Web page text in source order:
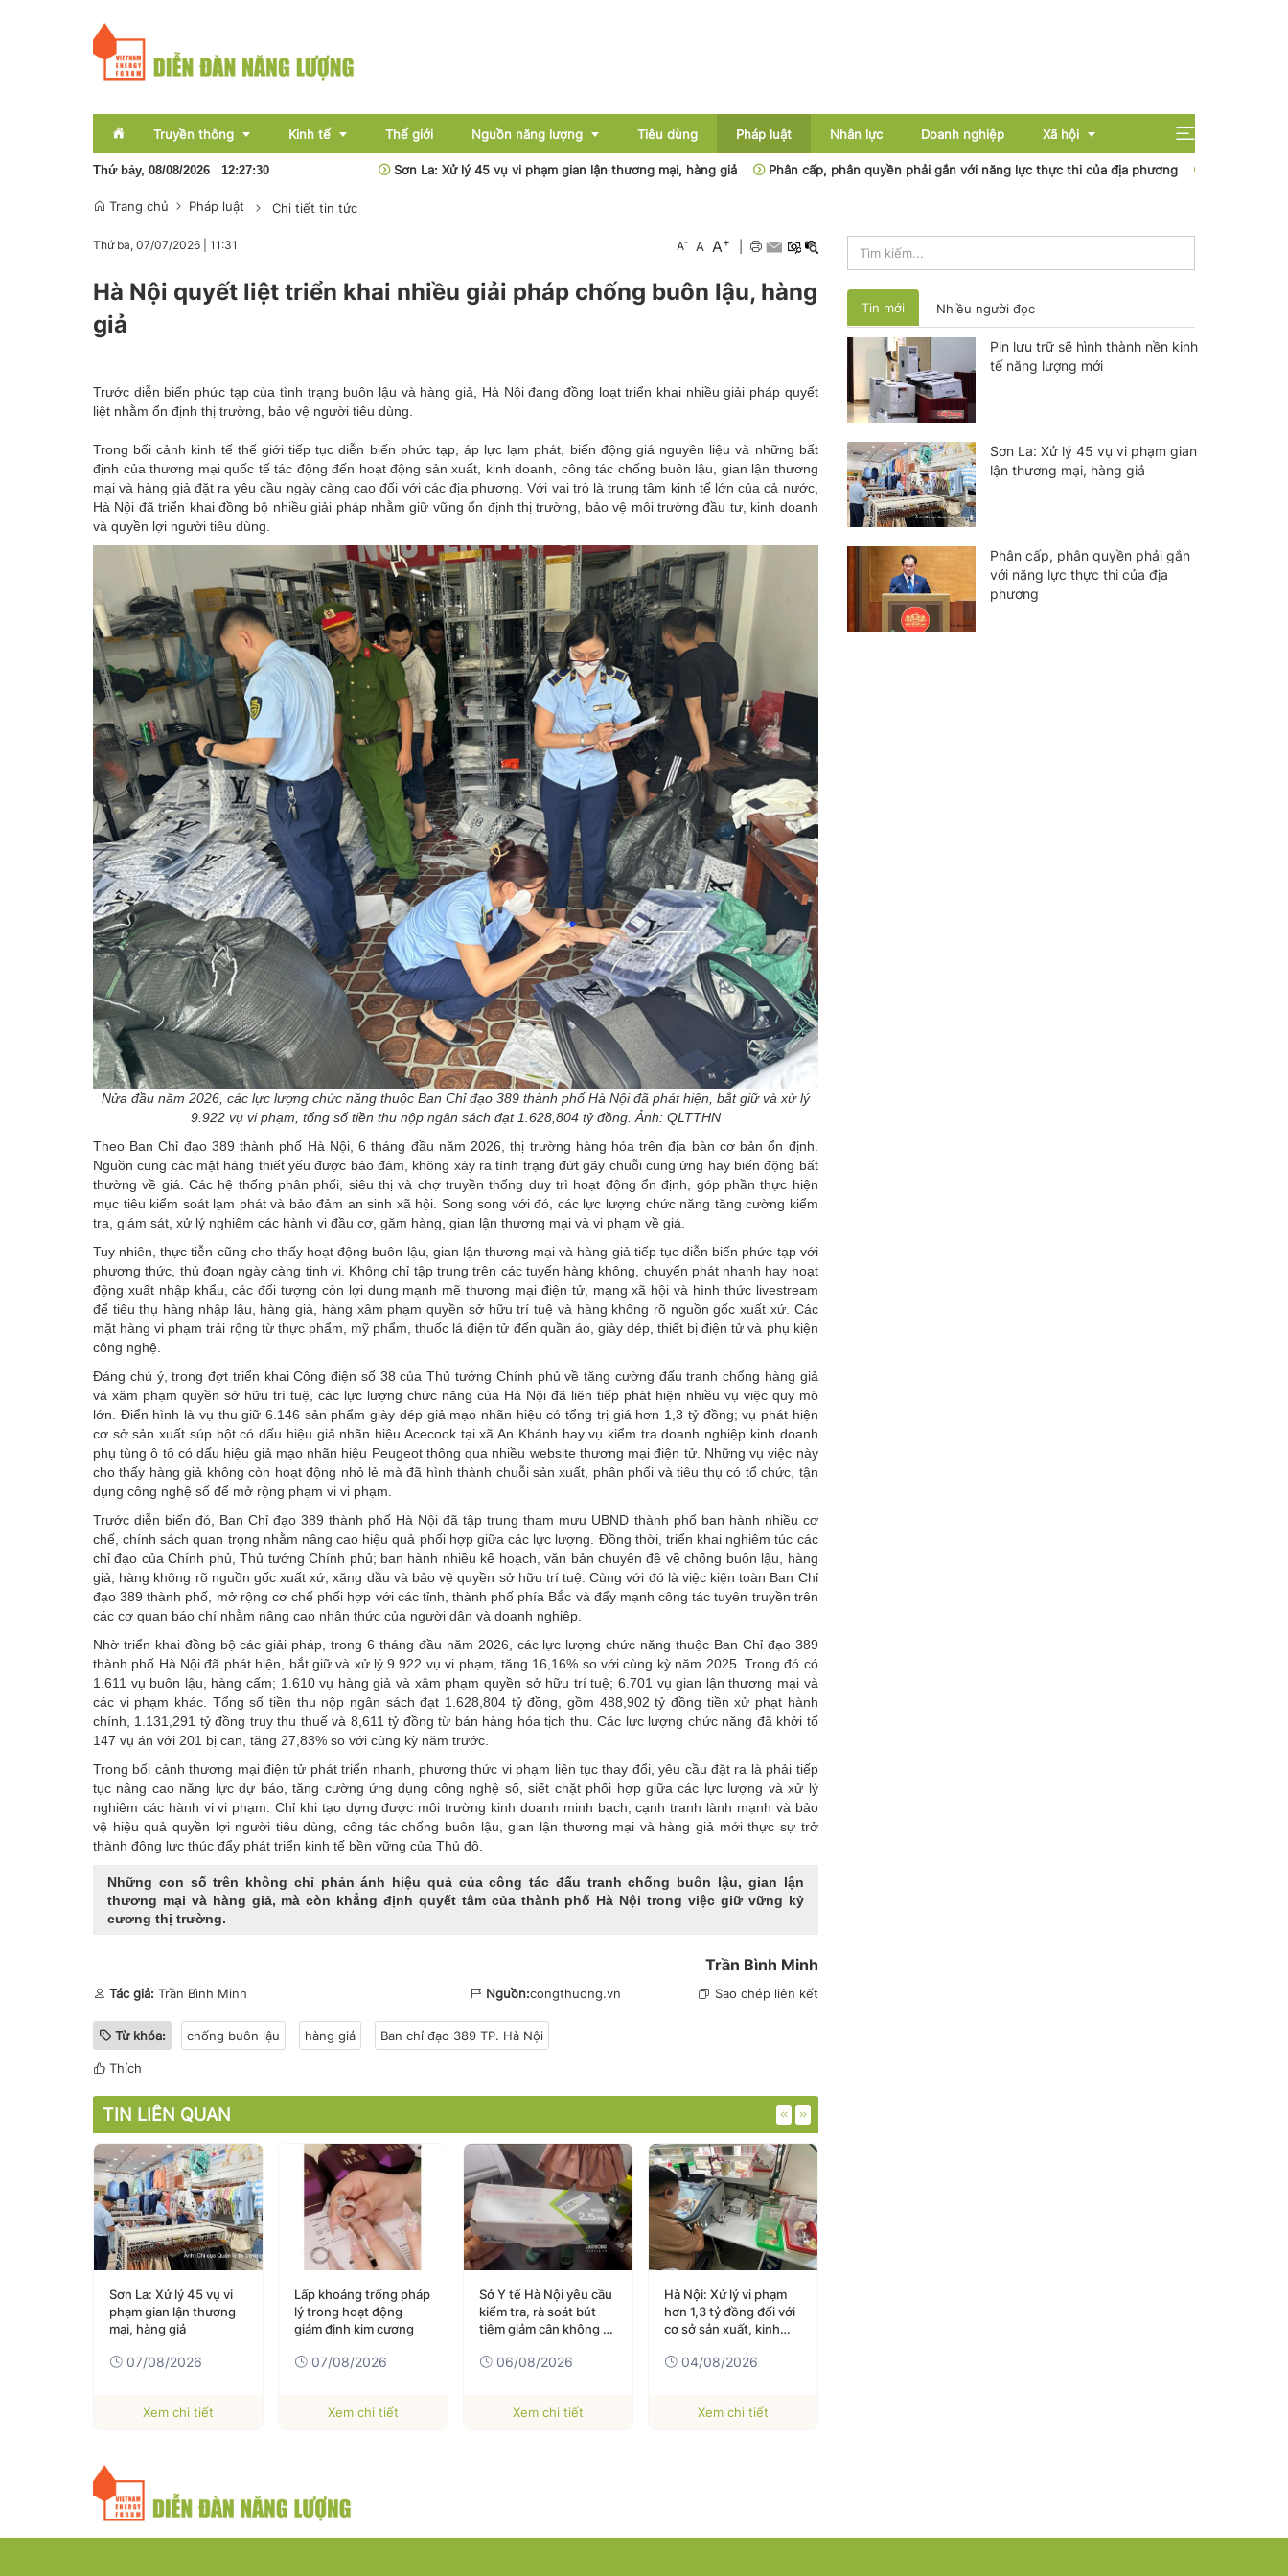
Truyền thông Kinh tế
Bất động sản
Thế giới Nguồn năng lượng
Than - Khoáng sản
Tiêu dùng Pháp luật Nhân lực Doanh nghiệp Xã hội
Pin lưu trữ sẽ hình thành nền kinh tế năng lượng mới Sơn La: Xử lý 45 vụ vi phạm gian lận thương mại, hàng giả Phân cấp, phân quyền phải gắn với năng lực thực thi của địa phương Nhiệt điện Cần Thơ
Thứ bảy, 08/08/2026 12:27:31
Trang chủ Pháp luật Chi tiết tin tức
Thứ ba, 07/07/2026 11:31 A- A A+
Hà Nội quyết liệt triển khai nhiều giải pháp chống buôn lậu, hàng
giả
Trước diễn biến phức tạp của tình trạng buôn lậu và hàng giả, Hà Nội đang đồng loạt triển khai nhiều giải pháp quyết
liệt nhằm ổn định thị trường, bảo vệ người tiêu dùng.
Trong bối cảnh kinh tế thế giới tiếp tục diễn biến phức tạp, áp lực lạm phát, biến động giá nguyên liệu và những bất
định của thương mại quốc tế tác động đến hoạt động sản xuất, kinh doanh, công tác chống buôn lậu, gian lận thương
mại và hàng giả đặt ra yêu cầu ngày càng cao đối với các địa phương. Với vai trò là trung tâm kinh tế lớn của cả nước,
Hà Nội đã triển khai đồng bộ nhiều giải pháp nhằm giữ vững ổn định thị trường, bảo vệ môi trường đầu tư, kinh doanh
và quyền lợi người tiêu dùng.
Nửa đầu năm 2026, các lực lượng chức năng thuộc Ban Chỉ đạo 389 thành phố Hà Nội đã phát hiện, bắt giữ và xử lý
9.922 vụ vi phạm, tổng số tiền thu nộp ngân sách đạt 1.628,804 tỷ đồng. Ảnh: QLTTHN
Theo Ban Chỉ đạo 389 thành phố Hà Nội, 6 tháng đầu năm 2026, thị trường hàng hóa trên địa bàn cơ bản ổn định.
Nguồn cung các mặt hàng thiết yếu được bảo đảm, không xảy ra tình trạng đứt gãy chuỗi cung ứng hay biến động bất
thường về giá. Các hệ thống phân phối, siêu thị và chợ truyền thống duy trì hoạt động ổn định, góp phần thực hiện
mục tiêu kiểm soát lạm phát và bảo đảm an sinh xã hội. Song song với đó, các lực lượng chức năng tăng cường kiểm
tra, giám sát, xử lý nghiêm các hành vi đầu cơ, găm hàng, gian lận thương mại và vi phạm về giá.
Tuy nhiên, thực tiễn cũng cho thấy hoạt động buôn lậu, gian lận thương mại và hàng giả tiếp tục diễn biến phức tạp với
phương thức, thủ đoạn ngày càng tinh vi. Không chỉ tập trung trên các tuyến hàng không, chuyển phát nhanh hay hoạt
động xuất nhập khẩu, các đối tượng còn lợi dụng mạnh mẽ thương mại điện tử, mạng xã hội và hình thức livestream
để tiêu thụ hàng nhập lậu, hàng giả, hàng xâm phạm quyền sở hữu trí tuệ và hàng không rõ nguồn gốc xuất xứ. Các
mặt hàng vi phạm trải rộng từ thực phẩm, mỹ phẩm, thuốc lá điện tử đến quần áo, giày dép, thiết bị điện tử và phụ kiện
công nghệ.
Đáng chú ý, trong đợt triển khai Công điện số 38 của Thủ tướng Chính phủ về tăng cường đấu tranh chống hàng giả
và xâm phạm quyền sở hữu trí tuệ, các lực lượng chức năng của Hà Nội đã liên tiếp phát hiện nhiều vụ việc quy mô
lớn. Điển hình là vụ thu giữ 6.146 sản phẩm giày dép giả mạo nhãn hiệu có tổng trị giá hơn 1,3 tỷ đồng; vụ phát hiện
cơ sở sản xuất súp bột có dấu hiệu giả nhãn hiệu Acecook tại xã An Khánh hay vụ kiểm tra doanh nghiệp kinh doanh
phụ tùng ô tô có dấu hiệu giả mạo nhãn hiệu Peugeot thông qua nhiều website thương mại điện tử. Những vụ việc này
cho thấy hàng giả không còn hoạt động nhỏ lẻ mà đã hình thành chuỗi sản xuất, phân phối và tiêu thụ có tổ chức, tận
dụng công nghệ số để mở rộng phạm vi vi phạm.
Trước diễn biến đó, Ban Chỉ đạo 389 thành phố Hà Nội đã tập trung tham mưu UBND thành phố ban hành nhiều cơ
chế, chính sách quan trọng nhằm nâng cao hiệu quả phối hợp giữa các lực lượng. Đồng thời, triển khai nghiêm túc các
chỉ đạo của Chính phủ, Thủ tướng Chính phủ; ban hành nhiều kế hoạch, văn bản chuyên đề về chống buôn lậu, hàng
giả, hàng không rõ nguồn gốc xuất xứ, xăng dầu và bảo vệ quyền sở hữu trí tuệ. Cùng với đó là việc kiện toàn Ban Chỉ
đạo 389 thành phố, mở rộng cơ chế phối hợp với các tỉnh, thành phố phía Bắc và đẩy mạnh công tác tuyên truyền trên
các cơ quan báo chí nhằm nâng cao nhận thức của người dân và doanh nghiệp.
Nhờ triển khai đồng bộ các giải pháp, trong 6 tháng đầu năm 2026, các lực lượng chức năng thuộc Ban Chỉ đạo 389
thành phố Hà Nội đã phát hiện, bắt giữ và xử lý 9.922 vụ vi phạm, tăng 16,16% so với cùng kỳ năm 2025. Trong đó có
1.611 vụ buôn lậu, hàng cấm; 1.610 vụ hàng giả và xâm phạm quyền sở hữu trí tuệ; 6.701 vụ gian lận thương mại và
các vi phạm khác. Tổng số tiền thu nộp ngân sách đạt 1.628,804 tỷ đồng, gồm 488,902 tỷ đồng tiền xử phạt hành
chính, 1.131,291 tỷ đồng truy thu thuế và 8,611 tỷ đồng từ bán hàng hóa tịch thu. Các lực lượng chức năng đã khởi tố
147 vụ án với 201 bị can, tăng 27,83% so với cùng kỳ năm trước.
Trong bối cảnh thương mại điện tử phát triển nhanh, phương thức vi phạm liên tục thay đổi, yêu cầu đặt ra là phải tiếp
tục nâng cao năng lực dự báo, tăng cường ứng dụng công nghệ số, siết chặt phối hợp giữa các lực lượng và xử lý
nghiêm các hành vi vi phạm. Chỉ khi tạo dựng được môi trường kinh doanh minh bạch, cạnh tranh lành mạnh và bảo
vệ hiệu quả quyền lợi người tiêu dùng, công tácchống buôn lậu , gian lận thương mại và hàng giả mới thực sự trở
thành động lực thúc đẩy phát triển kinh tế bền vững của Thủ đô.
Những con số trên không chỉ phản ánh hiệu quả của công tác đấu tranh chống buôn lậu, gian lận
thương mại và hàng giả, mà còn khẳng định quyết tâm của thành phố Hà Nội trong việc giữ vững kỷ
cương thị trường.
Trần Bình Minh
Tác giả: Trần Bình Minh Nguồn:congthuong.vn Sao chép liên kết
Từ khóa: chống buôn lậu hàng giả Ban chỉ đạo 389 TP. Hà Nội
Thích
TIN LIÊN QUAN
Sơn La: Xử lý 45 vụ vi
phạm gian lận thương
mại, hàng giả
07/08/2026
Xem chi tiết
Lấp khoảng trống pháp
lý trong hoạt động
giám định kim cương
07/08/2026
Xem chi tiết
Sở Y tế Hà Nội yêu cầu
kiểm tra, rà soát bút
tiêm giảm cân không rõ
06/08/2026
Xem chi tiết
Hà Nội: Xử lý vi phạm
hơn 1,3 tỷ đồng đối với
cơ sở sản xuất, kinh
04/08/2026
Xem chi tiết
Tin mới Nhiều người đọc
Pin lưu trữ sẽ hình thành nền kinh
tế năng lượng mới
Sơn La: Xử lý 45 vụ vi phạm gian
lận thương mại, hàng giả
Phân cấp, phân quyền phải gắn
với năng lực thực thi của địa
phương